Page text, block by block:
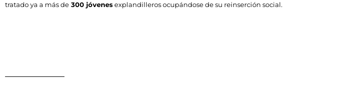
tratado ya a más de 300 jóvenesexplandilleros ocupándose de su reinserción social.